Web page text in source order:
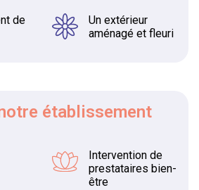
de
Un extérieur
aménagé et fleuri
établissement
Intervention de
prestataires bien-
être